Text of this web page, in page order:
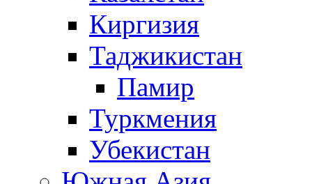
Киргизия
Таджикистан
Памир
Туркмения
Убекистан